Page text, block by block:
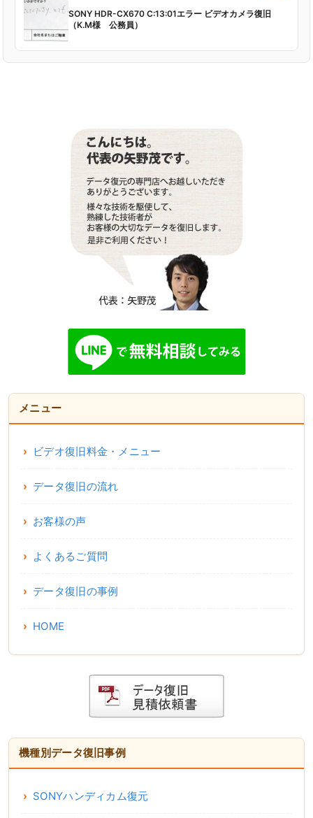
SONY HDR-CX670 C:13:01エラー ビデオカメラ復旧
（K.M様 公務員）
メニュー
ビデオ復旧料金・メニュー
データ復旧の流れ
お客様の声
よくあるご質問
データ復旧の事例
HOME
機種別データ復旧事例
SONYハンディカム復元